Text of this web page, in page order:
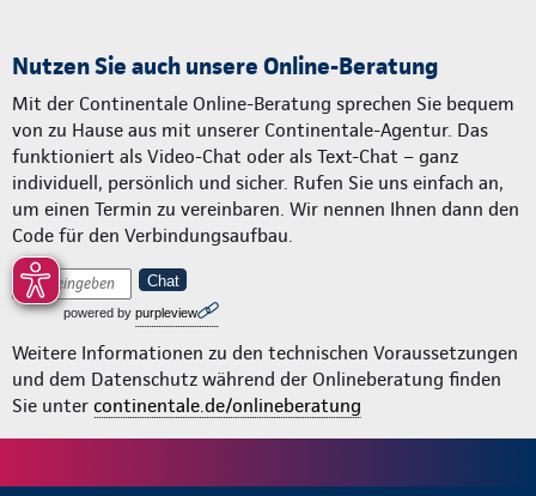
Nutzen Sie auch unsere Online-Beratung
Mit der Continentale Online-Beratung sprechen Sie bequem
von zu Hause aus mit unserer Continentale-Agentur. Das
funktioniert als Video-Chat oder als Text-Chat – ganz
individuell, persönlich und sicher. Rufen Sie uns einfach an,
um einen Termin zu vereinbaren. Wir nennen Ihnen dann den
Code für den Verbindungsaufbau.
Chat
powered by purpleview
Weitere Informationen zu den technischen Voraussetzungen
und dem Datenschutz während der Onlineberatung finden
Sie unter continentale.de/onlineberatung